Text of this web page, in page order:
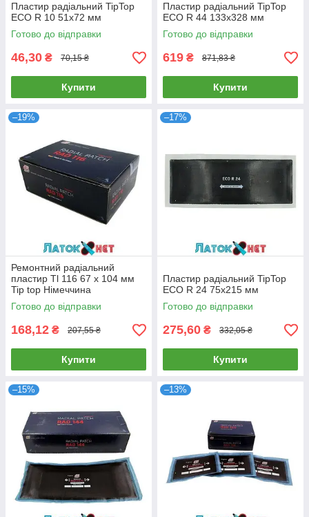
Пластир радіальний TipTop
ECO R 10 51х72 мм
Готово до відправки
46,30 ₴ 70,15 ₴
Купити
Пластир радіальний TipTop
ECO R 44 133х328 мм
Готово до відправки
619 ₴ 871,83 ₴
Купити
–19%
Ремонтний радіальний
пластир Tl 116 67 х 104 мм
Tip top Німеччина
Готово до відправки
168,12 ₴ 207,55 ₴
Купити
–17%
Пластир радіальний TipTop
ECO R 24 75х215 мм
Готово до відправки
275,60 ₴ 332,05 ₴
Купити
–15% –13%